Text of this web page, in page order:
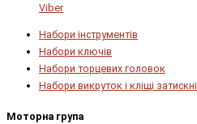
Viber
Набори інструментів
Набори ключів
Набори торцевих головок
Набори викруток і кліщі затискні
Моторна група